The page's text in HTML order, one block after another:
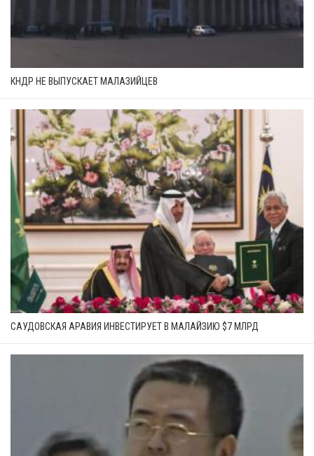
КНДР НЕ ВЫПУСКАЕТ МАЛАЗИЙЦЕВ
САУДОВСКАЯ АРАВИЯ ИНВЕСТИРУЕТ В МАЛАЙЗИЮ $7 МЛРД